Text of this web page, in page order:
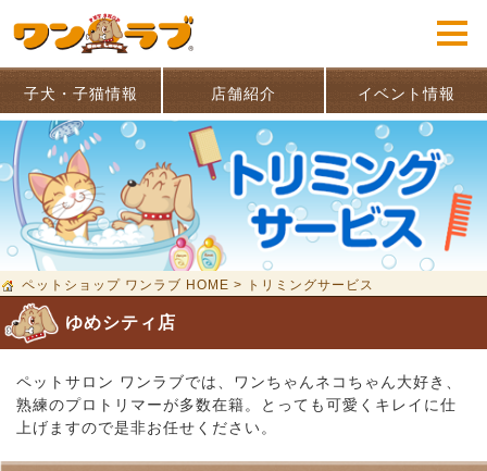
子犬・子猫情報 店舗紹介 イベント情報
ペットショップ ワンラブ HOME > トリミングサービス
ゆめシティ店
ペットサロン ワンラブでは、ワンちゃんネコちゃん大好き、
熟練のプロトリマーが多数在籍。とっても可愛くキレイに仕
上げますので是非お任せください。